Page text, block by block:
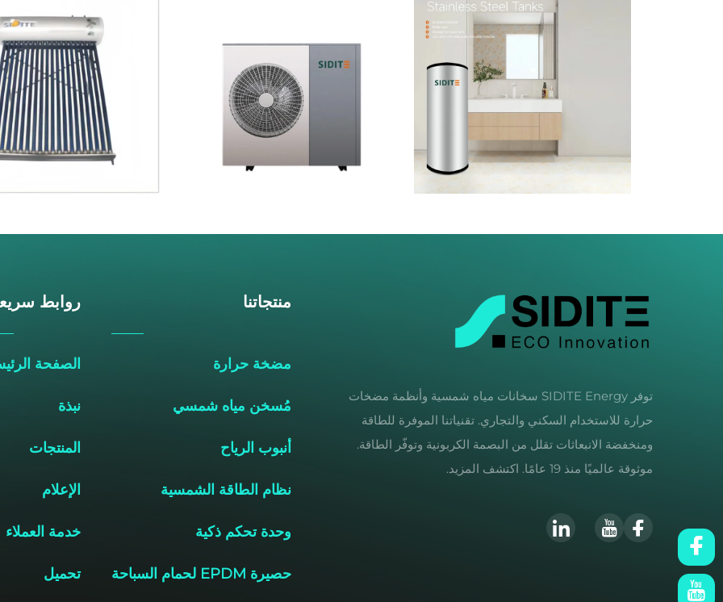
توفر SIDITE Energy سخانات مياه شمسية وأنظمة مضخات
حرارة للاستخدام السكني والتجاري. تقنياتنا الموفرة للطاقة
ومنخفضة الانبعاثات تقلل من البصمة الكربونية وتوفّر الطاقة.
موثوقة عالميًا منذ 19 عامًا. اكتشف المزيد.
منتجاتنا
مضخة حرارة
مُسخن مياه شمسي
أنبوب الرياح
نظام الطاقة الشمسية
وحدة تحكم ذكية
حصيرة EPDM لحمام السباحة
روابط
الصفحة
نبذة
المنتجات
الإعلام
خدمة العملاء
تحميل